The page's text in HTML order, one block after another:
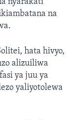
nyarakati
na
hata hivyo,
alizuiliwa
ya juu ya
yaliyotolewa